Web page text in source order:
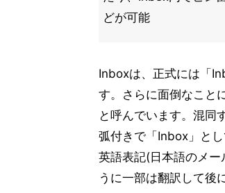
どが可能
Inboxは、正式には「
す。さらに面倒なこと
と呼んでいます。混同
弧付きで「Inbox」と
英語表記(日本語のメ
うに一部は翻訳して後